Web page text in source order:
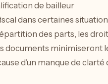
de bailleur
dans certaines
des parts, les
documents minimiseront
d’un manque de clarté